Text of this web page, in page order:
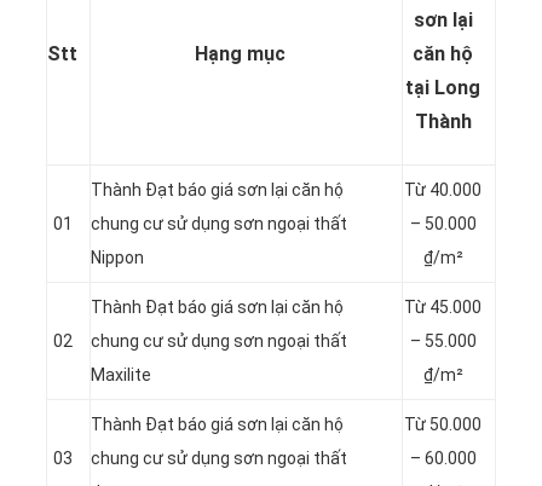
Stt Hạng mục
sơn lại
căn hộ
tại Long
Thành
01
Thành Đạt báo giá sơn lại căn hộ
chung cư sử dụng sơn ngoại thất
Nippon
Từ 40.000
– 50.000
₫/m²
02
Thành Đạt báo giá sơn lại căn hộ
chung cư sử dụng sơn ngoại thất
Maxilite
Từ 45.000
– 55.000
₫/m²
03
Thành Đạt báo giá sơn lại căn hộ
chung cư sử dụng sơn ngoại thất
Từ 50.000
– 60.000